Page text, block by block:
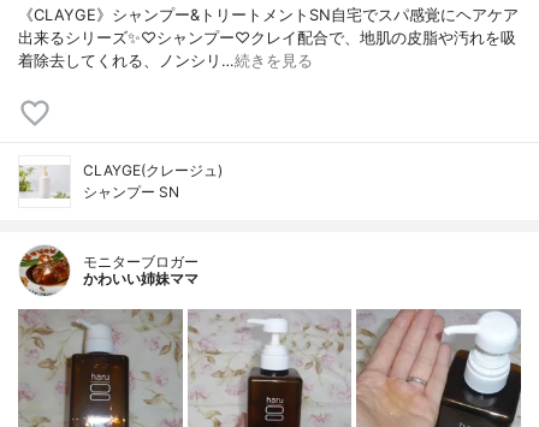
《CLAYGE》シャンプー&トリートメントSN自宅でスパ感覚にヘアケア
出来るシリーズ✨♡シャンプー♡クレイ配合で、地肌の皮脂や汚れを吸
着除去してくれる、ノンシリ…続きを見る
CLAYGE(クレージュ)
シャンプー SN
モニターブロガー
かわいい姉妹ママ